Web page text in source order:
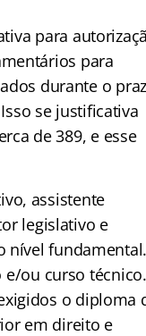
para
para
durante o
se justificativa
de 389, e esse
assistente
legislativo e
nível fundamental.
ou curso técnico.
o diploma
em direito e